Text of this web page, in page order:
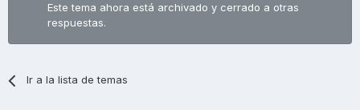
Este tema ahora está archivado y cerrado a otras
respuestas.
Ir a la lista de temas